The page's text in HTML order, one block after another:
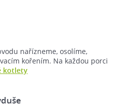
nařízneme, osolíme,
kořením. Na každou porci
kotlety